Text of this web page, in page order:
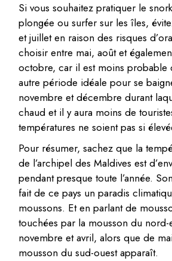
Si vous souhaitez pratiquer le
plongée ou surfer sur les îles,
et juillet en raison des risques
choisir entre mai, août et
octobre, car il est moins probable
autre période idéale pour se
novembre et décembre durant
chaud et il y aura moins de
températures ne soient pas si
Pour résumer, sachez que la
de l’archipel des Maldives est
pendant presque toute l’année.
fait de ce pays un paradis
moussons. Et en parlant de
touchées par la mousson du nord-
novembre et avril, alors que de
mousson du sud-ouest apparaît.